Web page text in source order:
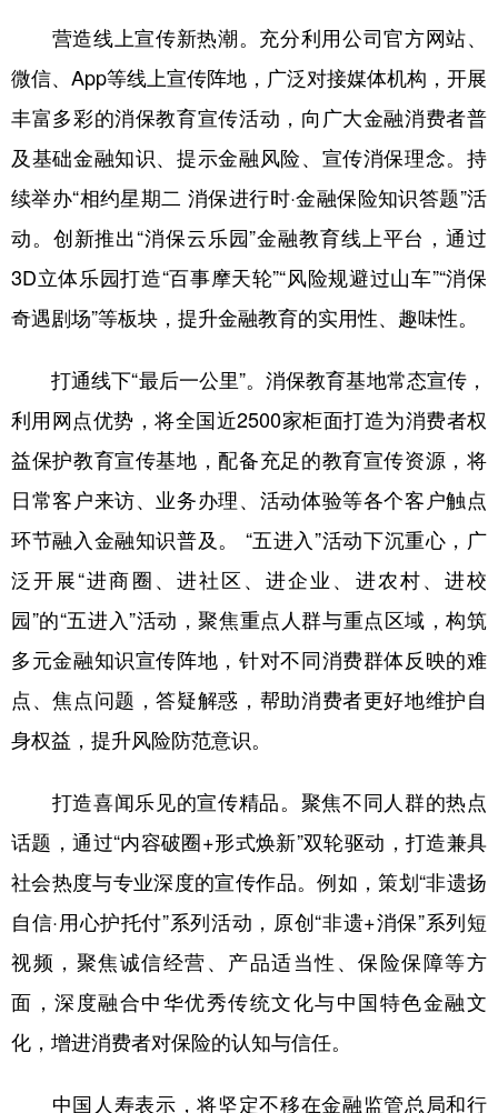
营造线上宣传新热潮。充分利用公司官方网站、
微信、App等线上宣传阵地，广泛对接媒体机构，开展
丰富多彩的消保教育宣传活动，向广大金融消费者普
及基础金融知识、提示金融风险、宣传消保理念。持
续举办“相约星期二 消保进行时·金融保险知识答题”活
动。创新推出“消保云乐园”金融教育线上平台，通过
3D立体乐园打造“百事摩天轮”“风险规避过山车”“消保
奇遇剧场”等板块，提升金融教育的实用性、趣味性。
打通线下“最后一公里”。消保教育基地常态宣传，
利用网点优势，将全国近2500家柜面打造为消费者权
益保护教育宣传基地，配备充足的教育宣传资源，将
日常客户来访、业务办理、活动体验等各个客户触点
环节融入金融知识普及。 “五进入”活动下沉重心，广
泛开展“进商圈、进社区、进企业、进农村、进校
园”的“五进入”活动，聚焦重点人群与重点区域，构筑
多元金融知识宣传阵地，针对不同消费群体反映的难
点、焦点问题，答疑解惑，帮助消费者更好地维护自
身权益，提升风险防范意识。
打造喜闻乐见的宣传精品。聚焦不同人群的热点
话题，通过“内容破圈+形式焕新”双轮驱动，打造兼具
社会热度与专业深度的宣传作品。例如，策划“非遗扬
自信·用心护托付”系列活动，原创“非遗+消保”系列短
视频，聚焦诚信经营、产品适当性、保险保障等方
面，深度融合中华优秀传统文化与中国特色金融文
化，增进消费者对保险的认知与信任。
中国人寿表示，将坚定不移在金融监管总局和行